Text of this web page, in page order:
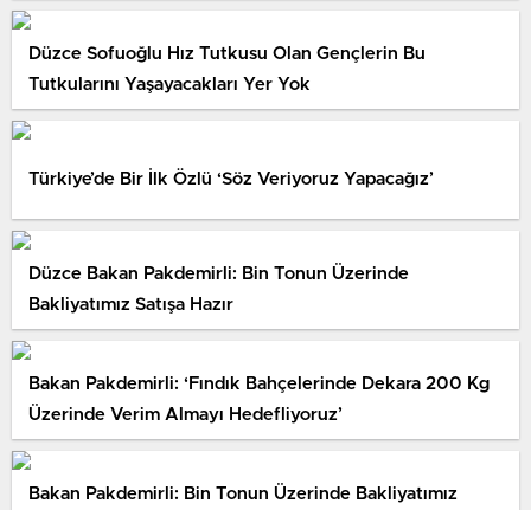
Düzce Sofuoğlu Hız Tutkusu Olan Gençlerin Bu
Tutkularını Yaşayacakları Yer Yok
Türkiye’de Bir İlk Özlü ‘Söz Veriyoruz Yapacağız’
Düzce Bakan Pakdemirli: Bin Tonun Üzerinde
Bakliyatımız Satışa Hazır
Bakan Pakdemirli: ‘Fındık Bahçelerinde Dekara 200 Kg
Üzerinde Verim Almayı Hedefliyoruz’
Bakan Pakdemirli: Bin Tonun Üzerinde Bakliyatımız